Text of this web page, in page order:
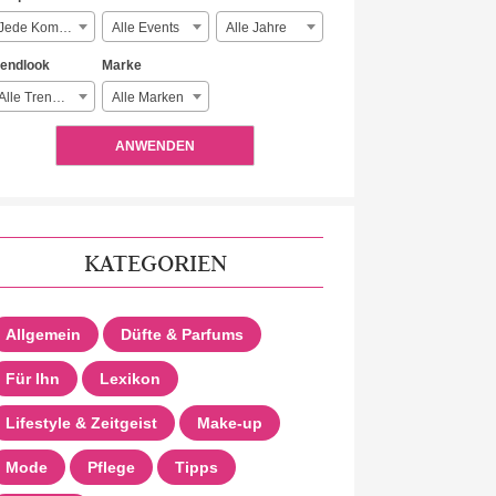
Jede Komplexität Alle Events Alle Jahre
Alle Trendlooks
Marke
Alle Marken
ANWENDEN
KATEGORIEN
Allgemein Düfte & Parfums
Für Ihn Lexikon
Lifestyle & Zeitgeist Make-up
Mode Pflege Tipps